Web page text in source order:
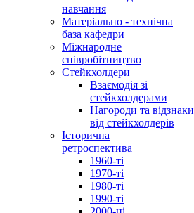
навчання
Матеріально - технічна
база кафедри
Міжнародне
співробітництво
Стейкхолдери
Взаємодія зі
стейкхолдерами
Нагороди та відзнаки
від стейкхолдерів
Історична
ретроспектива
1960-ті
1970-ті
1980-ті
1990-ті